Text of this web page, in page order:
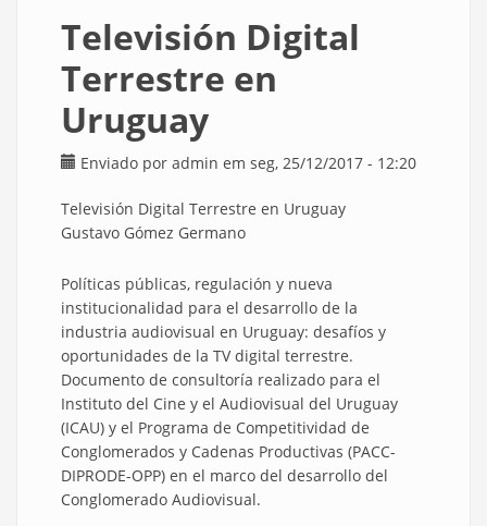
Televisión Digital
Terrestre en
Uruguay
Enviado por admin em seg, 25/12/2017 - 12:20
Televisión Digital Terrestre en Uruguay
Gustavo Gómez Germano
Políticas públicas, regulación y nueva
institucionalidad para el desarrollo de la
industria audiovisual en Uruguay: desafíos y
oportunidades de la TV digital terrestre.
Documento de consultoría realizado para el
Instituto del Cine y el Audiovisual del Uruguay
(ICAU) y el Programa de Competitividad de
Conglomerados y Cadenas Productivas (PACC-
DIPRODE-OPP) en el marco del desarrollo del
Conglomerado Audiovisual.